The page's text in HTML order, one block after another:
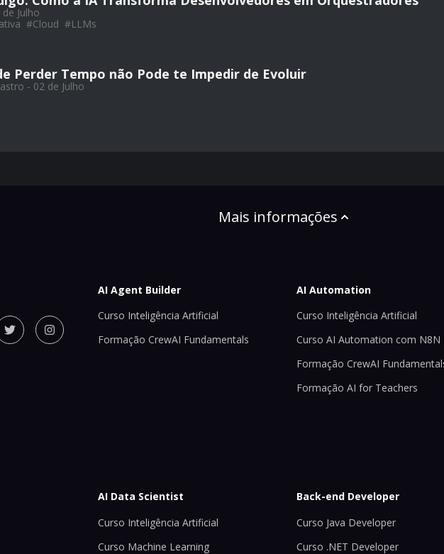
Julho
#Cloud #LLMs
Perder Tempo não Pode te Impedir de Evoluir
- 02 de Julho
Mais informações
AI Agent Builder
Curso Inteligência Artificial
Formação CrewAI Fundamentals
AI Automation
Curso Inteligência Artificial
Curso AI Automation com N8N
Formação CrewAI
Formação AI for Teachers
AI Data Scientist
Curso Inteligência Artificial
Curso Machine Learning
Back-end Developer
Curso Java Developer
Curso .NET Developer